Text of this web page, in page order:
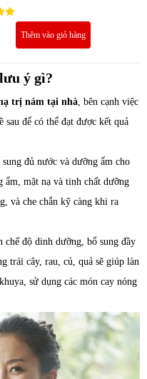
Thêm vào giỏ hàng
ý gì?
trị nám tại nhà, bên cạnh việc
để có thể đạt được kết quả
sung đủ nước và dưỡng ẩm cho
ẩm, mặt nạ và tinh chất dưỡng
và che chắn kỹ càng khi ra
chế độ dinh dưỡng, bổ sung đầy
trái cây, rau, củ, quả sẽ giúp làn
sử dụng các món cay nóng